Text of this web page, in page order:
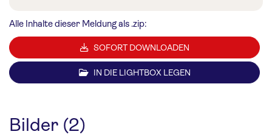
Alle Inhalte dieser Meldung als .zip:
SOFORT DOWNLOADEN
IN DIE LIGHTBOX LEGEN
Bilder (2)